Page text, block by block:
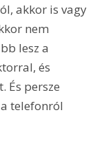
akkor is vagy
nem
lesz a
és
És persze
telefonról